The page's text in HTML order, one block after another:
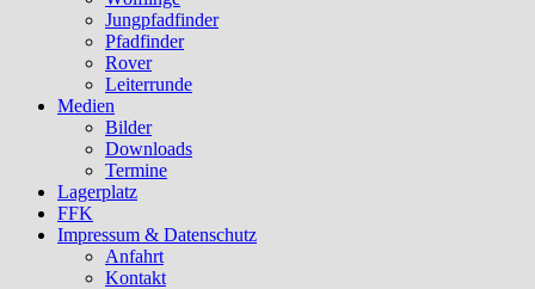
Jungpfadfinder
Pfadfinder
Rover
Leiterrunde
Medien
Bilder
Downloads
Termine
Lagerplatz
FFK
Impressum & Datenschutz
Anfahrt
Kontakt